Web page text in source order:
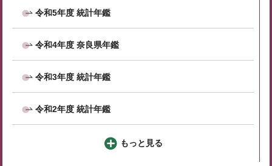
令和5年度 統計年鑑
令和4年度 奈良県年鑑
令和3年度 統計年鑑
令和2年度 統計年鑑
もっと見る